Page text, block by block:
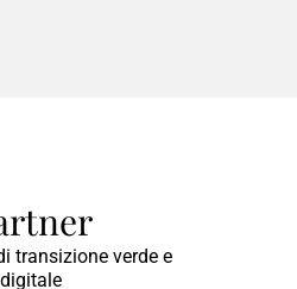
transizione verde e
digitale